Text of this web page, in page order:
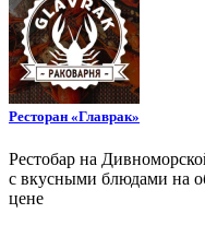
Ресторан «Главрак»
Рестобар на
с вкусными блюдами на
цене